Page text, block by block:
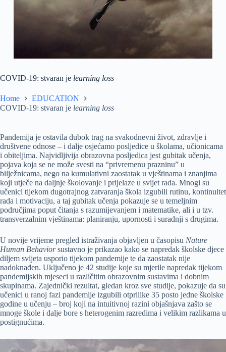
COVID-19: stvaran je learning loss
Home
EDUCATION
COVID-19: stvaran je learning loss
Pandemija je ostavila dubok trag na svakodnevni život, zdravlje i
društvene odnose – i dalje osjećamo posljedice u školama, učionicama
i obiteljima. Najvidljivija obrazovna posljedica jest gubitak učenja,
pojava koja se ne može svesti na “privremenu prazninu” u
bilježnicama, nego na kumulativni zaostatak u vještinama i znanjima
koji utječe na daljnje školovanje i prijelaze u svijet rada. Mnogi su
učenici tijekom dugotrajnog zatvaranja škola izgubili rutinu, kontinuitet
rada i motivaciju, a taj gubitak učenja pokazuje se u temeljnim
područjima poput čitanja s razumijevanjem i matematike, ali i u tzv.
transverzalnim vještinama: planiranju, upornosti i suradnji s drugima.
U novije vrijeme pregled istraživanja objavljen u časopisu Nature
Human Behaviorsustavno je prikazao kako se napredak školske djece
diljem svijeta usporio tijekom pandemije te da zaostatak nije
nadoknađen. Uključeno je 42 studije koje su mjerile napredak tijekom
pandemijskih mjeseci u različitim obrazovnim sustavima i dobnim
skupinama. Zajednički rezultat, gledan kroz sve studije, pokazuje da su
učenici u ranoj fazi pandemije izgubili otprilike 35 posto jedne školske
godine u učenju – broj koji na intuitivnoj razini objašnjava zašto se
mnoge škole i dalje bore s heterogenim razredima i velikim razlikama u
postignućima.